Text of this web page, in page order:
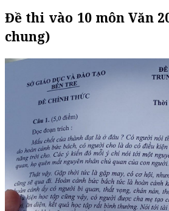
Đề thi vào 10 môn Văn
chung)